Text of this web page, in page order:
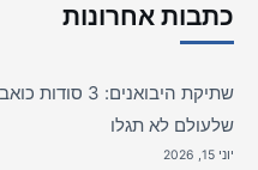
כתבות אחרונות
שתיקת
שלעולם לא תגלו
יוני 15, 2026